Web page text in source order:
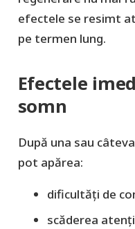
efectele se resimt
pe termen lung.
Efectele
somn
După una sau
pot apărea:
dificultăți de
scăderea